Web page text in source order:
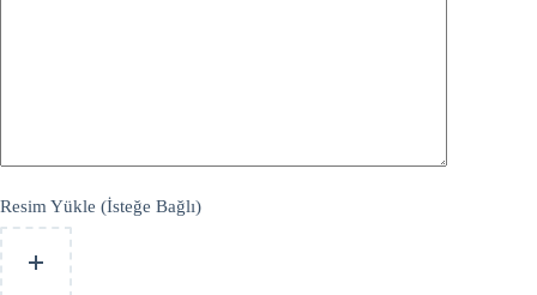
Resim Yükle (İsteğe Bağlı)